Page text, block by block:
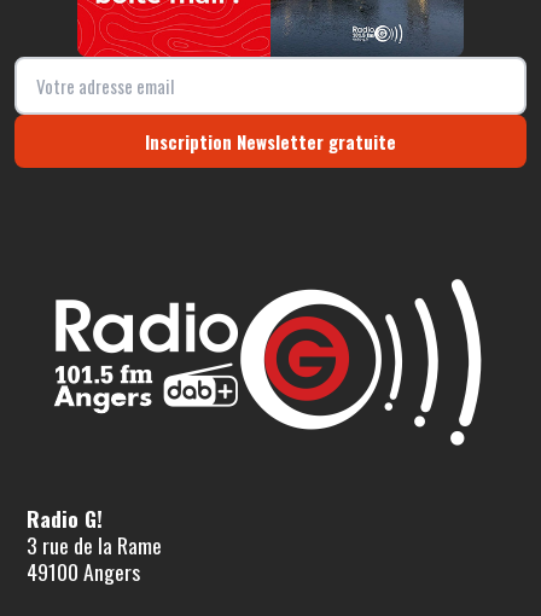
Inscription Newsletter gratuite
Radio G!
3 rue de la Rame
49100 Angers